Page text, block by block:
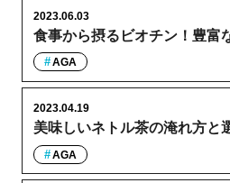
食事から摂るビオチン！豊富
2023.06.03
AGA
美味しいネトル茶の淹れ方と
2023.04.19
AGA